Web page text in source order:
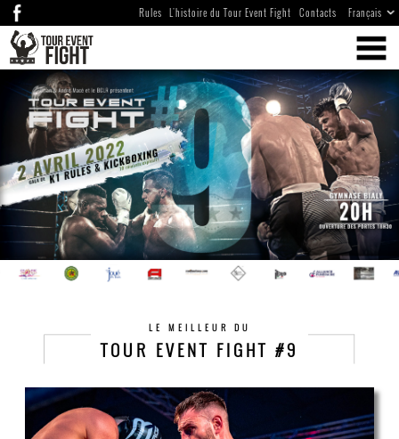
Rules L'histoire du Tour Event Fight Contacts
LE MEILLEUR DU
TOUR EVENT FIGHT #9